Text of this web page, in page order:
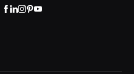
Facebook
Linkedin
Instagram
Pinterest
Youtube